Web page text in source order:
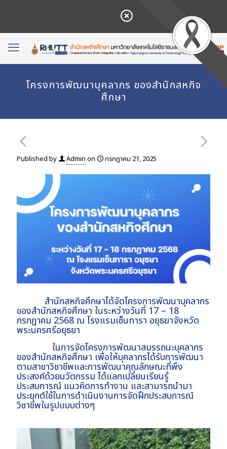
โครงการพัฒนาบุคลากร ของสำนักสหกิจ
ศึกษา
Published by Admin on กรกฎาคม 21, 2025
สำนักสหกิจศึกษาได้จัดโครงการพัฒนาบุคลากร
ของสำนักสหกิจศึกษา ในระหว่างวันที่ 17 – 18
กรกฎาคม 2568 ณ โรงแรมเซ็นทารา อยุธยาจังหวัด
พระนครศรีอยุธยา
ในการจัดโครงการพัฒนาสมรรถนะบุคลากร
ของสำนักสหกิจศึกษา เพื่อให้บุคลากรได้รับการพัฒนา
ตามสาขาวิชาชีพและการพัฒนาคุณลักษณะที่พึง
ประสงค์ด้วยนวัตกรรม ได้แลกเปลี่ยนเรียนรู้
ประสบการณ์ แนวคิดการทำงาน และสามารถนำมา
ประยุกต์ใช้ในการดำเนินงานการจัดฝึกประสบการณ์
วิชาชีพในรูปแบบต่างๆ